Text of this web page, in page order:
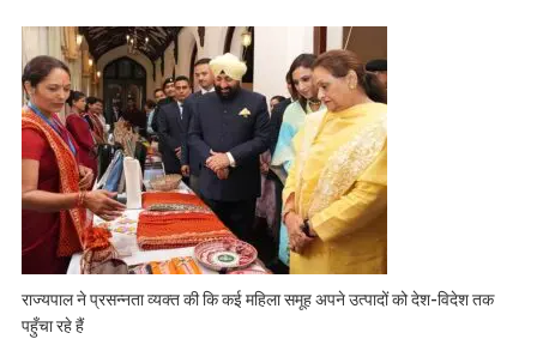
राज्यपाल ने प्रसन्नता व्यक्त की कि कई महिला समूह अपने उत्पादों को देश-विदेश तक
पहुँचा रहे हैं